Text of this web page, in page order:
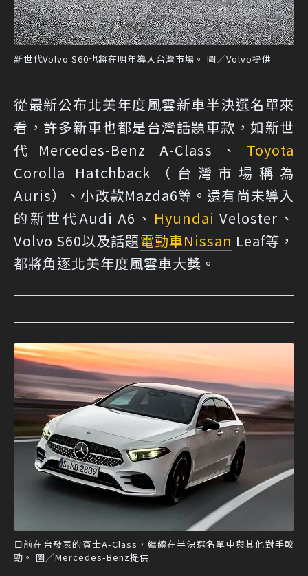
新世代Volvo S60也將在明年導入台灣市場。 圖／Volvo提供
從最新公布北美年度風雲新車半決選名單來
看，許多新車也都是台灣話題車款，如新世
代Mercedes-Benz A-Class、 Toyota
Corolla Hatchback（台灣市場稱為
Auris）、小改款Mazda6等。還有尚未導入
的新世代Audi A6、 Hyundai Veloster、
Volvo S60以及話題電動車Nissan Leaf等，
都將角逐北美年度風雲車大獎。
日前在台發表的賓士A-Class，繼續在半決選名單中與其他對手較
勁。 圖／Mercedes-Benz提供